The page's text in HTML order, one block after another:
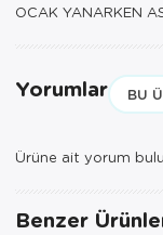
OCAK YANARKEN
Yorumlar BU
Ürüne ait yorum
Benzer